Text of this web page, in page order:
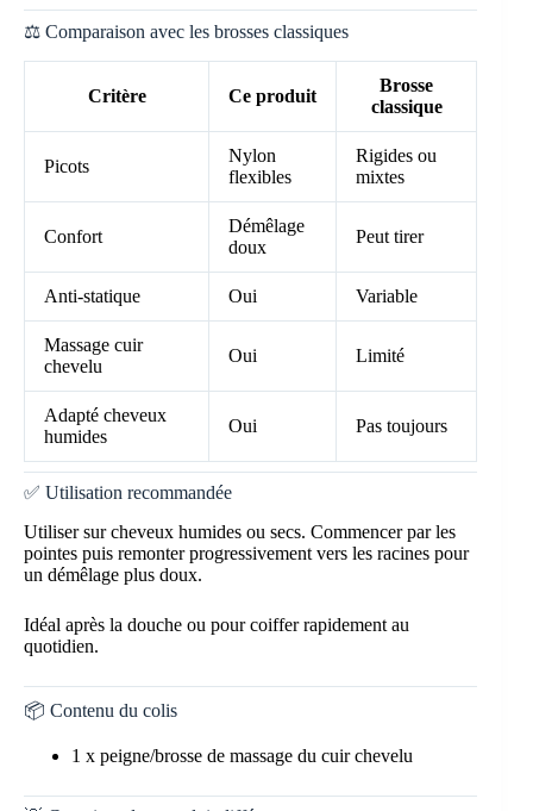
⚖️ Comparaison avec les brosses classiques
Critère Ce produit
Brosse
classique
Picots
Nylon
flexibles
Rigides ou
mixtes
Confort
Démêlage
doux
Peut tirer
Anti-statique Oui Variable
Massage cuir
chevelu
Oui Limité
Adapté cheveux
humides
Oui Pas toujours
✅ Utilisation recommandée
Utiliser sur cheveux humides ou secs. Commencer par les
pointes puis remonter progressivement vers les racines pour
un démêlage plus doux.
Idéal après la douche ou pour coiffer rapidement au
quotidien.
📦 Contenu du colis
1 x peigne/brosse de massage du cuir chevelu